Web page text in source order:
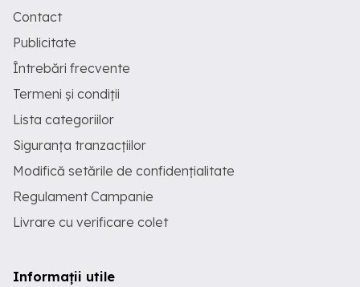
Contact
Publicitate
Întrebări frecvente
Termeni și condiții
Lista categoriilor
Siguranța tranzacțiilor
Modifică setările de confidențialitate
Regulament Campanie
Livrare cu verificare colet
Informații utile